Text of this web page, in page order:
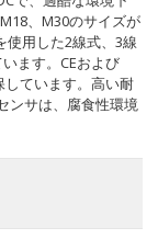
、M30のサイズが
使用した2線式、3線
ます。CEおよび
しています。高い耐
ンサは、腐食性環境